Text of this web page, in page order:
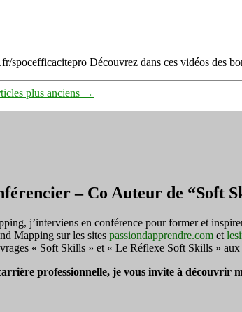
spocefficacitepro Découvrez dans ces vidéos des
plus anciens →
– Co Auteur de “Soft
j’interviens en conférence pour former et
Mapping sur les sites passiondapprendre.com et
« Soft Skills » et « Le Réflexe Soft Skills »
professionnelle, je vous invite à découvrir